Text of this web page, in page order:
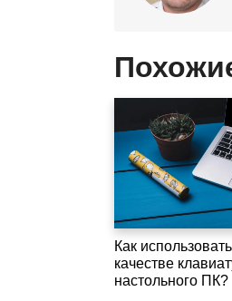
Как
качестве
настольного ПК?